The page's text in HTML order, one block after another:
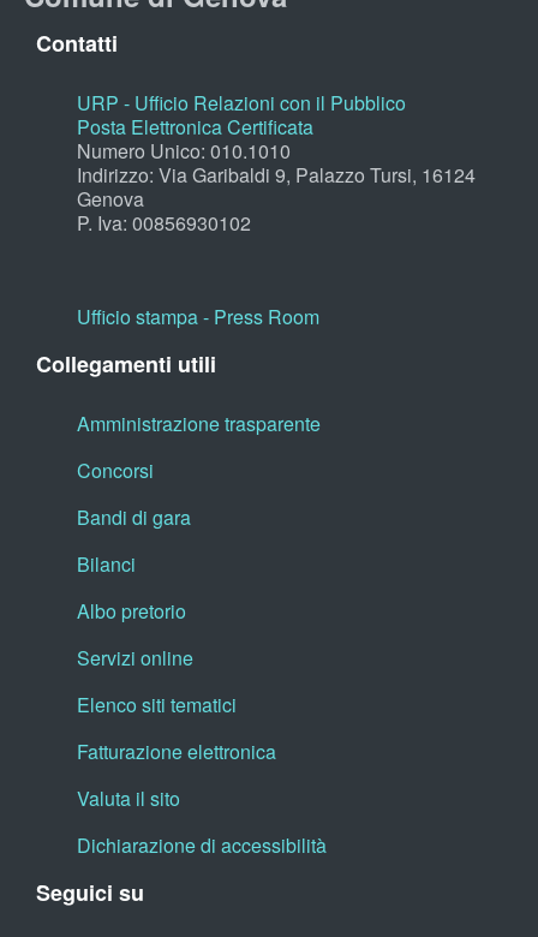
Contatti
URP - Ufficio Relazioni con il Pubblico
Posta Elettronica Certificata
Numero Unico: 010.1010
Indirizzo: Via Garibaldi 9, Palazzo Tursi, 16124
Genova
P. Iva: 00856930102
Ufficio stampa - Press Room
Collegamenti utili
Amministrazione trasparente
Concorsi
Bandi di gara
Bilanci
Albo pretorio
Servizi online
Elenco siti tematici
Fatturazione elettronica
Valuta il sito
Dichiarazione di accessibilità
Seguici su